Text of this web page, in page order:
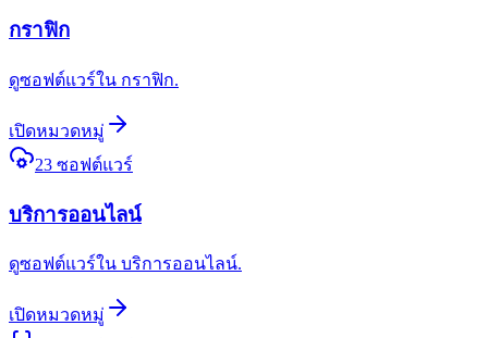
กราฟิก
ดูซอฟต์แวร์ใน กราฟิก.
เปิดหมวดหมู่
23 ซอฟต์แวร์
บริการออนไลน์
ดูซอฟต์แวร์ใน บริการออนไลน์.
เปิดหมวดหมู่